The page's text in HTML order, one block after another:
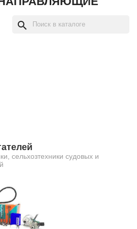
search
сельхозтехники судовых и